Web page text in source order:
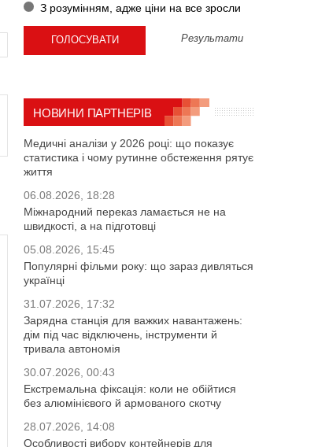
З розумінням, адже ціни на все зросли
Результати
НОВИНИ ПАРТНЕРІВ
Медичні аналізи у 2026 році: що показує
статистика і чому рутинне обстеження рятує
життя
06.08.2026, 18:28
Міжнародний переказ ламається не на
швидкості, а на підготовці
05.08.2026, 15:45
Популярні фільми року: що зараз дивляться
українці
31.07.2026, 17:32
Зарядна станція для важких навантажень:
дім під час відключень, інструменти й
тривала автономія
30.07.2026, 00:43
Екстремальна фіксація: коли не обійтися
без алюмінієвого й армованого скотчу
28.07.2026, 14:08
Особливості вибору контейнерів для